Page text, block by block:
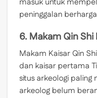
peninggalan
6. Makam Qin
Makam Kaisar Qin
dan kaisar pertama
situs arkeologi paling
arkeolog belum